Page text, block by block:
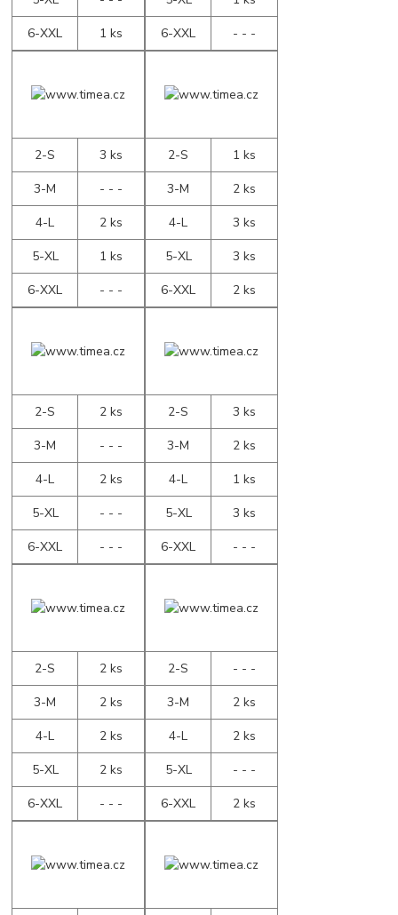
6-XXL
1 ks
6-XXL
- - -
2-S
3 ks
3-M
- - -
4-L
2 ks
5-XL
1 ks
6-XXL
- - -
2-S
1 ks
3-M
2 ks
4-L
3 ks
5-XL
3 ks
6-XXL
2 ks
2-S
2 ks
3-M
- - -
4-L
2 ks
5-XL
- - -
6-XXL
- - -
2-S
3 ks
3-M
2 ks
4-L
1 ks
5-XL
3 ks
6-XXL
- - -
2-S
2 ks
3-M
2 ks
4-L
2 ks
5-XL
2 ks
6-XXL
- - -
2-S
- - -
3-M
2 ks
4-L
2 ks
5-XL
- - -
6-XXL
2 ks